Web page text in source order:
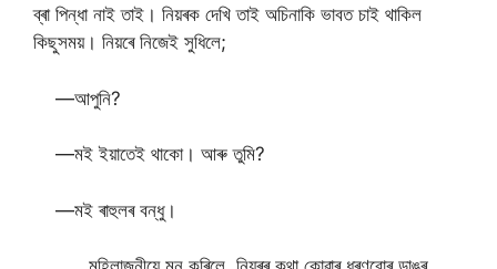
ব্ৰা পিন্ধা নাই তাই। নিয়ৰক দেখি তাই অচিনাকি ভাবত চাই থাকিল
কিছুসময়। নিয়ৰে নিজেই সুধিলে;
—আপুনি?
—মই ইয়াতেই থাকো। আৰু তুমি?
—মই ৰাহুলৰ বন্ধু।